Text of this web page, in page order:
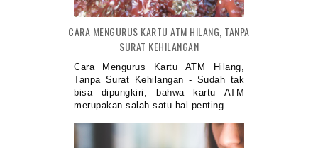
CARA MENGURUS KARTU ATM HILANG, TANPA
SURAT KEHILANGAN
Cara Mengurus Kartu ATM Hilang,
Tanpa Surat Kehilangan - Sudah tak
bisa dipungkiri, bahwa kartu ATM
merupakan salah satu hal penting. ...